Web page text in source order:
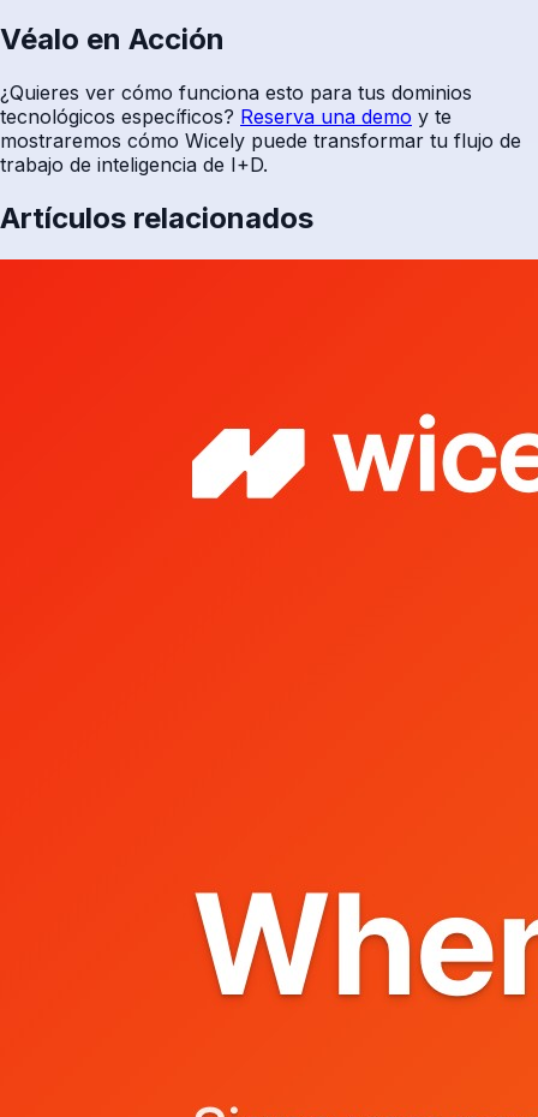
Véalo en Acción
¿Quieres ver cómo funciona esto para tus dominios
tecnológicos específicos? Reserva una demo y te
mostraremos cómo Wicely puede transformar tu flujo de
trabajo de inteligencia de I+D.
Artículos relacionados